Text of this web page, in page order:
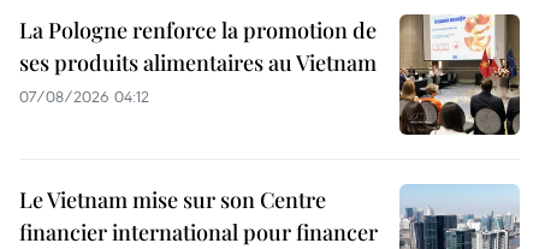
La Pologne renforce la promotion de
ses produits alimentaires au Vietnam
07/08/2026 04:12
Le Vietnam mise sur son Centre
financier international pour financer